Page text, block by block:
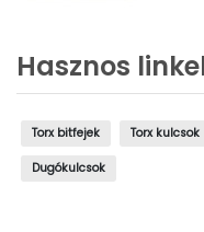
Hasznos
Torx bitfejek Torx kulcsok
Dugókulcsok